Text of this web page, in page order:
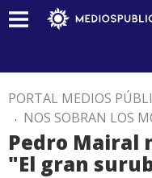
PORTAL MEDIOS
. NOS SOBRAN LOS
Pedro Mairal
"El gran